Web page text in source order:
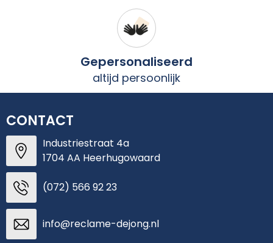
Gepersonaliseerd
altijd persoonlijk
CONTACT
Industriestraat 4a
1704 AA Heerhugowaard
(072) 566 92 23
info@reclame-dejong.nl